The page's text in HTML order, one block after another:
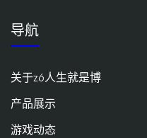
导航
关于z6人生就是博
产品展示
游戏动态